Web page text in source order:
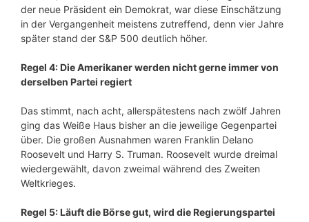
der neue Präsident ein Demokrat, war diese Einschätzung
in der Vergangenheit meistens zutreffend, denn vier Jahre
später stand der S&P 500 deutlich höher.
Regel 4: Die Amerikaner werden nicht gerne immer von
derselben Partei regiert
Das stimmt, nach acht, allerspätestens nach zwölf Jahren
ging das Weiße Haus bisher an die jeweilige Gegenpartei
über. Die großen Ausnahmen waren Franklin Delano
Roosevelt und Harry S. Truman. Roosevelt wurde dreimal
wiedergewählt, davon zweimal während des Zweiten
Weltkrieges.
Regel 5: Läuft die Börse gut, wird die Regierungspartei